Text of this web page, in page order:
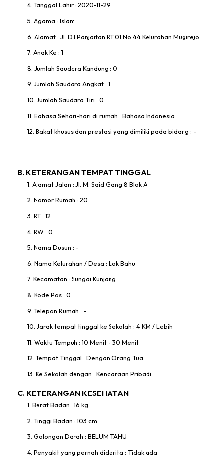
4. Tanggal Lahir : 2020-11-29
5. Agama : Islam
6. Alamat : Jl. D.I Panjaitan RT.01 No.44 Kelurahan Mugirejo
7. Anak Ke : 1
8. Jumlah Saudara Kandung : 0
9. Jumlah Saudara Angkat : 1
10. Jumlah Saudara Tiri : 0
11. Bahasa Sehari-hari di rumah : Bahasa Indonesia
12. Bakat khusus dan prestasi yang dimiliki pada bidang : -
B. KETERANGAN TEMPAT TINGGAL
1. Alamat Jalan : Jl. M. Said Gang 8 Blok A
2. Nomor Rumah : 20
3. RT : 12
4. RW : 0
5. Nama Dusun : -
6. Nama Kelurahan / Desa : Lok Bahu
7. Kecamatan : Sungai Kunjang
8. Kode Pos : 0
9. Telepon Rumah : -
10. Jarak tempat tinggal ke Sekolah : 4 KM / Lebih
11. Waktu Tempuh : 10 Menit - 30 Menit
12. Tempat Tinggal : Dengan Orang Tua
13. Ke Sekolah dengan : Kendaraan Pribadi
C. KETERANGAN KESEHATAN
1. Berat Badan : 16 kg
2. Tinggi Badan : 103 cm
3. Golongan Darah : BELUM TAHU
4. Penyakit yang pernah diderita : Tidak ada